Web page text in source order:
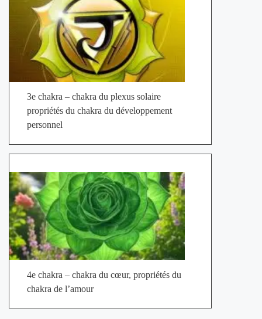
3e chakra – chakra du plexus solaire
propriétés du chakra du développement
personnel
4e chakra – chakra du cœur, propriétés du
chakra de l’amour